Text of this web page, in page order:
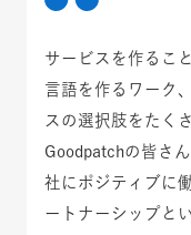
サービスを作るこ
言語を作るワーク
スの選択肢をたく
Goodpatchの皆さ
社にポジティブに
ートナーシップと